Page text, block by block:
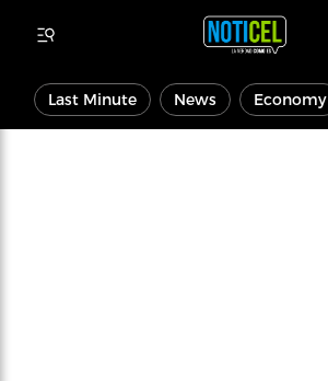
Last Minute News Economy